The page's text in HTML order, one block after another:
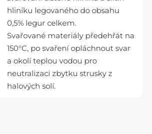
hliníku legovaného do obsahu
0,5% legur celkem.
Svařované materiály předehřát na
150°C, po svaření opláchnout svar
a okolí teplou vodou pro
neutralizaci zbytku strusky z
halových solí.